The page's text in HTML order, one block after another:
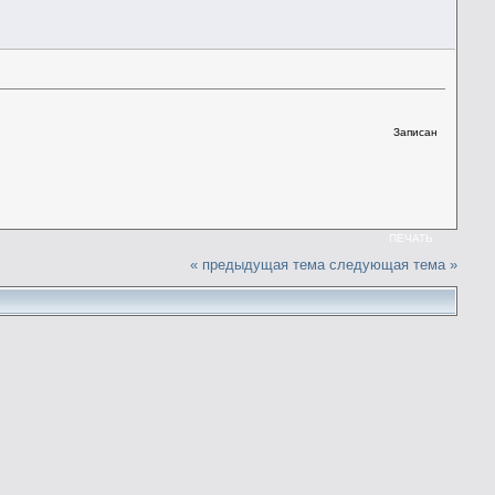
Записан
ПЕЧАТЬ
« предыдущая тема следующая тема »